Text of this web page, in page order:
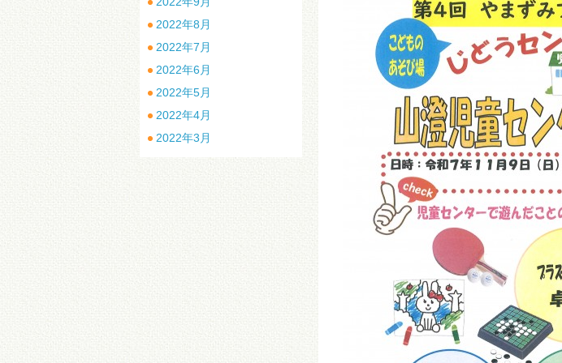
2022年8月
2022年7月
2022年6月
2022年5月
2022年4月
2022年3月